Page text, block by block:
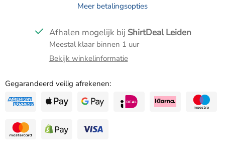
Meer betalingsopties
Afhalen mogelijk bij ShirtDeal Leiden
Meestal klaar binnen 1 uur
Bekijk winkelinformatie
Gegarandeerd veilig afrekenen: